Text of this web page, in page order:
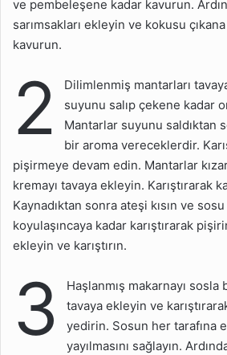
ve pembeleşene kadar kavurun.
sarımsakları ekleyin ve kokusu
kavurun.
2
Dilimlenmiş mantarları
suyunu salıp çekene kadar
Mantarlar suyunu saldıktan
bir aroma vereceklerdir.
pişirmeye devam edin. Mantarlar
kremayı tavaya ekleyin. Karıştırarak
Kaynadıktan sonra ateşi kısın ve
koyulaşıncaya kadar karıştırarak
ekleyin ve karıştırın.
3
Haşlanmış makarnayı
tavaya ekleyin ve
yedirin. Sosun her tarafına
yayılmasını sağlayın.